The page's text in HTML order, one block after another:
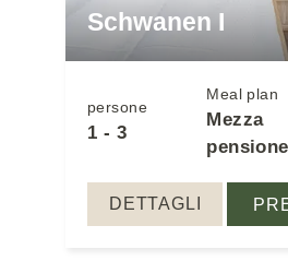
Schwanen I
persone
1 - 3
Meal plan
Mezza
pensione
DETTAGLI